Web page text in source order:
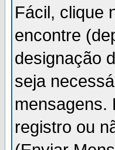
Fácil, clique
encontre
designação
seja
mensagens.
registro ou